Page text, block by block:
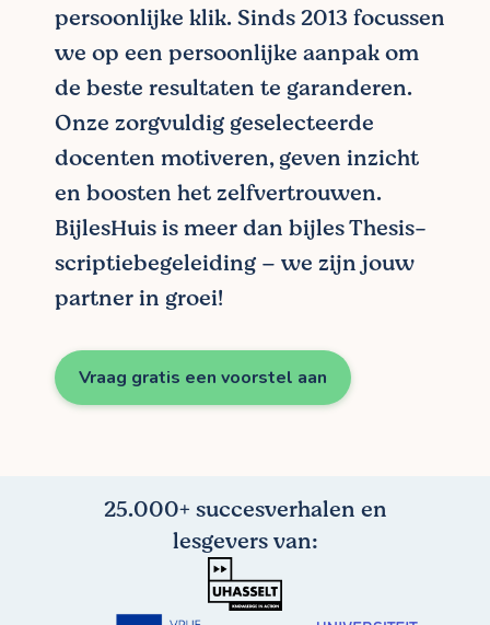
persoonlijke klik. Sinds 2013 focussen
we op een persoonlijke aanpak om
de beste resultaten te garanderen.
Onze zorgvuldig geselecteerde
docenten motiveren, geven inzicht
en boosten het zelfvertrouwen.
BijlesHuis is meer dan bijles Thesis-
scriptiebegeleiding – we zijn jouw
partner in groei!
Vraag gratis een voorstel aan
25.000+ succesverhalen en
lesgevers van: